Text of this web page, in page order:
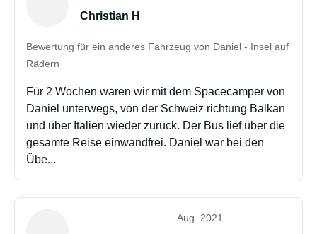
Christian H
Bewertung für ein anderes Fahrzeug von Daniel - Insel auf
Rädern
Für 2 Wochen waren wir mit dem Spacecamper von
Daniel unterwegs, von der Schweiz richtung Balkan
und über Italien wieder zurück. Der Bus lief über die
gesamte Reise einwandfrei. Daniel war bei den
Übe...
Aug. 2021